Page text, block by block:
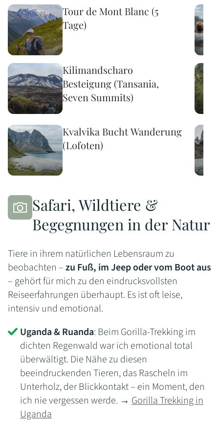
Tour de Mont Blanc (5
Tage)
Kilimandscharo
Besteigung (Tansania,
Seven Summits)
Kvalvika Bucht Wanderung
(Lofoten)
Safari, Wildtiere &
Begegnungen in der Natur
Tiere in ihrem natürlichen Lebensraum zu
beobachten –zu Fuß, im Jeep oder vom Boot aus
– gehört für mich zu den eindrucksvollsten
Reiseerfahrungen überhaupt. Es ist oft leise,
intensiv und emotional.
Uganda & Ruanda: Beim Gorilla-Trekking im
dichten Regenwald war ich emotional total
überwältigt. Die Nähe zu diesen
beeindruckenden Tieren, das Rascheln im
Unterholz, der Blickkontakt – ein Moment, den
ich nie vergessen werde. → Gorilla Trekking in
Uganda